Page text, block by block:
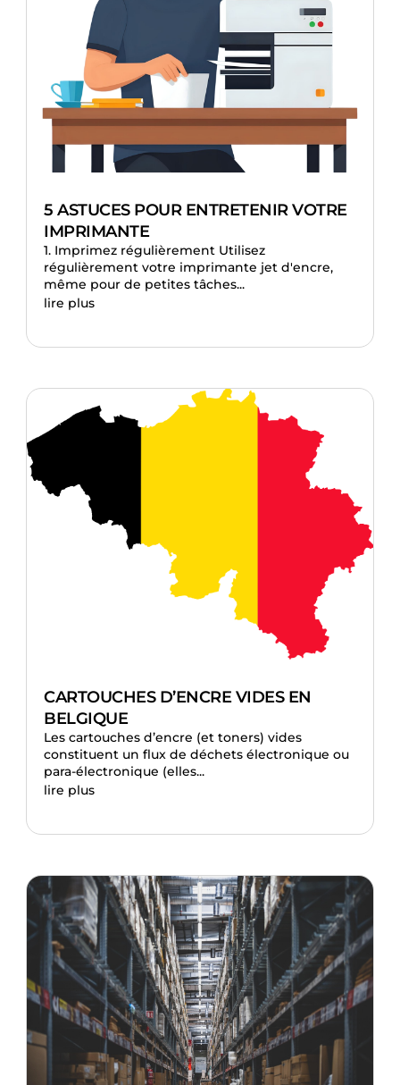
5 ASTUCES POUR ENTRETENIR VOTRE
IMPRIMANTE
1. Imprimez régulièrement Utilisez
régulièrement votre imprimante jet d'encre,
même pour de petites tâches...
lire plus
CARTOUCHES D’ENCRE VIDES EN
BELGIQUE
Les cartouches d’encre (et toners) vides
constituent un flux de déchets électronique ou
para-électronique (elles...
lire plus